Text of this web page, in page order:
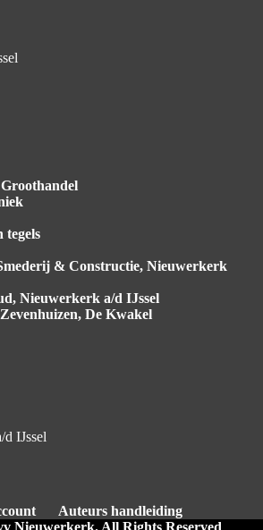
tegels
& Constructie, Nieuwerkerk
, Nieuwerkerk a/d IJssel
De Kwakel
IJssel
Auteurs handleiding
Nieuwerkerk. All Rights Reserved